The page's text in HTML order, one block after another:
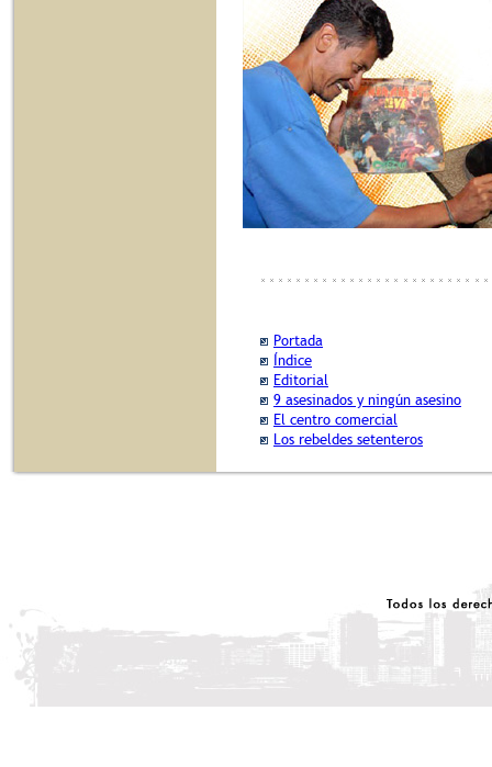
Portada
Índice
Editorial
9 asesinados y ningún asesino
El centro comercial
Los rebeldes setenteros